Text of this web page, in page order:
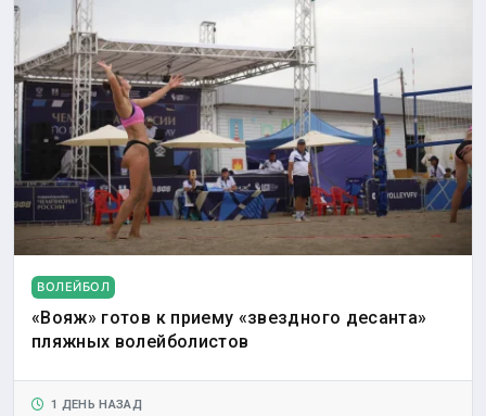
ВОЛЕЙБОЛ
«Вояж» готов к приему «звездного десанта»
пляжных волейболистов
1 ДЕНЬ НАЗАД